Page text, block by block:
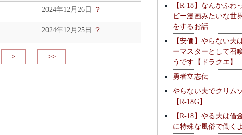
2024年12月26日 ？
2024年12月25日 ？
> >>
【R-18】なんかふわ
ビー漫画みたいな世
をするお話
【安価】やらない夫
ーマスターとして召
うです【ドラクエ】
勇者立志伝
やらない夫でクリム
【R-18G】
【R-18】やる夫は借
に特殊な風俗で働く